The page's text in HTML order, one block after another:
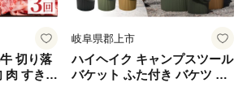
農薬 大粒
切り落
肉 すき焼
岐阜県郡上市
ハイヘイク キャンプスツール
バケット ふた付き バケツ 蓋